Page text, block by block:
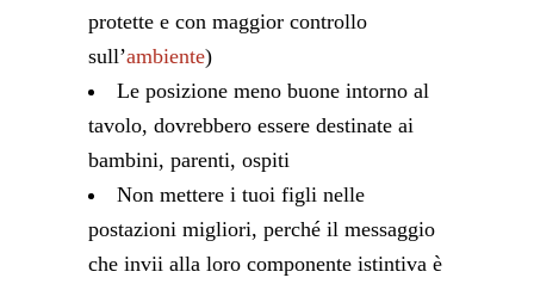
protette e con maggior controllo
sull’ambiente)
Le posizione meno buone intorno al
tavolo, dovrebbero essere destinate ai
bambini, parenti, ospiti
Non mettere i tuoi figli nelle
postazioni migliori, perché il messaggio
che invii alla loro componente istintiva è